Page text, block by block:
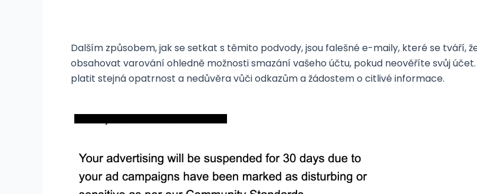
Dalším způsobem, jak se setkat s těmito podvody, jsou falešné e-maily, které se tváří,
obsahovat varování ohledně možnosti smazání vašeho účtu, pokud neověříte svůj
platit stejná opatrnost a nedůvěra vůči odkazům a žádostem o citlivé informace.